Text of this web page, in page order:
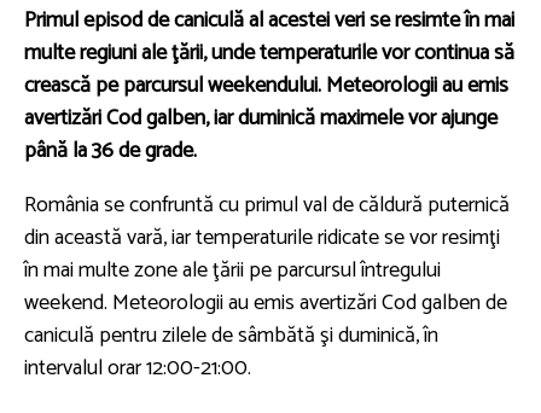
Primul episod de caniculă al acestei veri se resimte în mai
multe regiuni ale ţării, unde temperaturile vor continua să
crească pe parcursul weekendului. Meteorologii au emis
avertizări Cod galben, iar duminică maximele vor ajunge
până la 36 de grade.
România se confruntă cu primul val de căldură puternică
din această vară, iar temperaturile ridicate se vor resimţi
în mai multe zone ale ţării pe parcursul întregului
weekend. Meteorologii au emis avertizări Cod galben de
caniculă pentru zilele de sâmbătă şi duminică, în
intervalul orar 12:00-21:00.